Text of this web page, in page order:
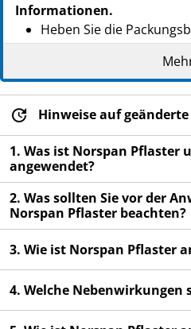
Informationen.
Heben Sie die
möchten Sie diese
Wenn Sie weitere
an Ihren Arzt oder
Dieses Arzneimittel
verschrieben. Geben
Es kann anderen
diese die gleichen
Wenn Sie
sich an Ihren Arzt oder
für Nebenwirkungen, die
Packungsbeilage
4.
Hinweise auf
1. Was ist Norspan Pflaster
angewendet?
2. Was sollten Sie vor der
Norspan Pflaster beachten?
3. Wie ist Norspan Pflaster
4. Welche Nebenwirkungen